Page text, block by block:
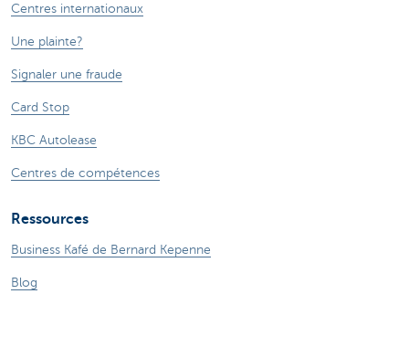
Centres internationaux
Une plainte?
Signaler une fraude
Card Stop
KBC Autolease
Centres de compétences
Ressources
Business Kafé de Bernard Kepenne
Blog